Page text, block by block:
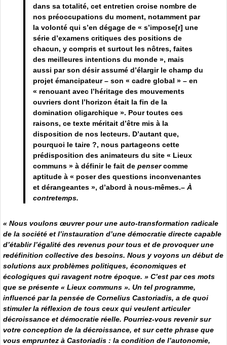
dans sa totalité, cet entretien croise nombre de
nos préoccupations du moment, notamment par
la volonté qui s’en dégage de « s’impose[r] une
série d’examens critiques des positions de
chacun, y compris et surtout les nôtres, faites
des meilleures intentions du monde », mais
aussi par son désir assumé d’élargir le champ du
projet émancipateur – son « cadre global » – en
« renouant avec l’héritage des mouvements
ouvriers dont l’horizon était la fin de la
domination oligarchique ». Pour toutes ces
raisons, ce texte méritait d’être mis à la
disposition de nos lecteurs. D’autant que,
pourquoi le taire ?, nous partageons cette
prédisposition des animateurs du site « Lieux
communs » à définir le fait de pensercomme
aptitude à « poser des questions inconvenantes
et dérangeantes », d’abord à nous-mêmes.– À
contretemps.
« Nous voulons œuvrer pour une auto-transformation radicale
de la société et l’instauration d’une démocratie directe capable
d’établir l’égalité des revenus pour tous et de provoquer une
redéfinition collective des besoins. Nous y voyons un début de
solutions aux problèmes politiques, économiques et
écologiques qui ravagent notre époque. » C’est par ces mots
que se présente « Lieux communs ». Un tel programme,
influencé par la pensée de Cornelius Castoriadis, a de quoi
stimuler la réflexion de tous ceux qui veulent articuler
décroissance et démocratie réelle. Pourriez-vous revenir sur
votre conception de la décroissance, et sur cette phrase que
vous empruntez à Castoriadis : la condition de l’autonomie,